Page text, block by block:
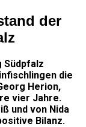
der
Südpfalz
die
Herion,
vier Jahre.
und von Nida
Bilanz.